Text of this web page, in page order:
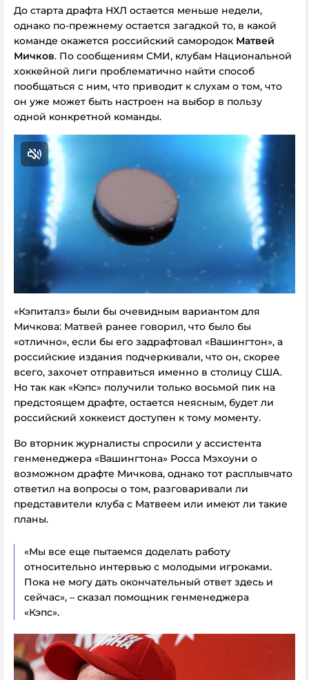
До старта драфта НХЛ остается меньше недели,
однако по-прежнему остается загадкой то, в какой
команде окажется российский самородок Матвей
Мичков. По сообщениям СМИ, клубам Национальной
хоккейной лиги проблематично найти способ
пообщаться с ним, что приводит к слухам о том, что
он уже может быть настроен на выбор в пользу
одной конкретной команды.
«Кэпиталз» были бы очевидным вариантом для
Мичкова: Матвей ранее говорил, что было бы
«отлично», если бы его задрафтовал «Вашингтон», а
российские издания подчеркивали, что он, скорее
всего, захочет отправиться именно в столицу США.
Но так как «Кэпс» получили только восьмой пик на
предстоящем драфте, остается неясным, будет ли
российский хоккеист доступен к тому моменту.
Во вторник журналисты спросили у ассистента
генменеджера «Вашингтона» Росса Мэхоуни о
возможном драфте Мичкова, однако тот расплывчато
ответил на вопросы о том, разговаривали ли
представители клуба с Матвеем или имеют ли такие
планы.
«Мы все еще пытаемся доделать работу
относительно интервью с молодыми игроками.
Пока не могу дать окончательный ответ здесь и
сейчас», – сказал помощник генменеджера
«Кэпс».